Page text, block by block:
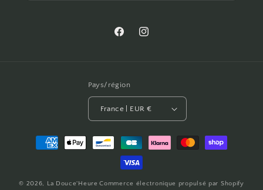
FacebookInstagram
Pays/région
France | EUR €
Moyens
© 2026, La Douce'Heure Commerce électronique propulsé par Shopify